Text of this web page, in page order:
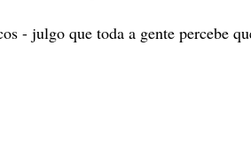
- julgo que toda a gente percebe